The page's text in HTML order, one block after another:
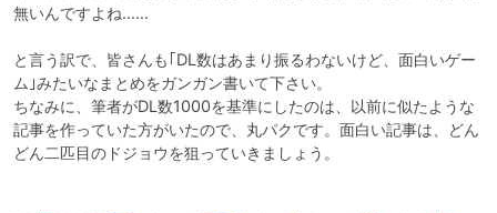
無いんですよね……
と言う訳で、皆さんも｢DL数はあまり振るわないけど、面白いゲー
ム｣みたいなまとめをガンガン書いて下さい。
ちなみに、筆者がDL数1000を基準にしたのは、以前に似たような
記事を作っていた方がいたので、丸パクです。面白い記事は、どん
どん二匹目のドジョウを狙っていきましょう。